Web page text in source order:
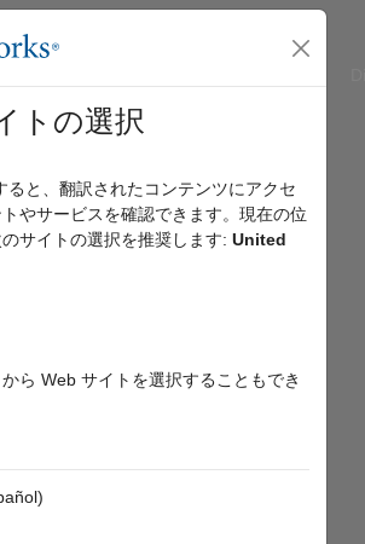
)
published
Damper-
MathWorks-
トの選択
ると、翻訳されたコンテンツにアクセ
やサービスを確認できます。現在の位
サイトの選択を推奨します: United
ら Web サイトを選択することもでき